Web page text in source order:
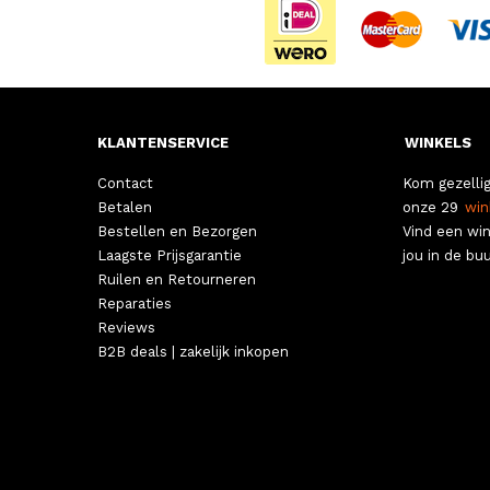
KLANTENSERVICE
Contact
Betalen
Bestellen en Bezorgen
Laagste Prijsgarantie
Ruilen en Retourneren
Reparaties
Reviews
B2B deals | zakelijk inkopen
WINKELS
Kom
onze 29
Vind een
jou in de